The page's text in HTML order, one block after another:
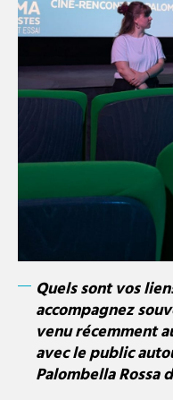
Quels sont vos
accompagnez
venu récemment
avec le public
Palombella Rossa